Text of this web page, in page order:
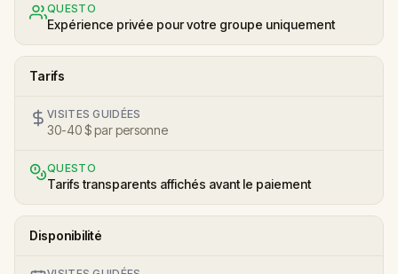
QUESTO
Expérience privée pour votre groupe uniquement
Tarifs
VISITES GUIDÉES
30-40 $ par personne
QUESTO
Tarifs transparents affichés avant le paiement
Disponibilité